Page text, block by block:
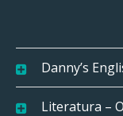
Danny’s
Literatura –